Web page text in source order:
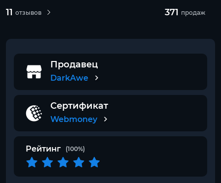
11 отзывов 371 продаж
Продавец
DarkAwe
Сертификат
Webmoney
Рейтинг (100%)